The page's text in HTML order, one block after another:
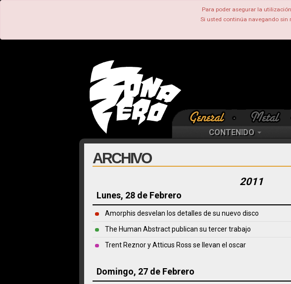
Para poder asegurar la
Si usted continúa navegando sin
CONTENIDO
ARCHIVO
2011
Lunes, 28 de Febrero
Amorphis desvelan los detalles de su nuevo disco
The Human Abstract publican su tercer trabajo
Trent Reznor y Atticus Ross se llevan el oscar
Domingo, 27 de Febrero